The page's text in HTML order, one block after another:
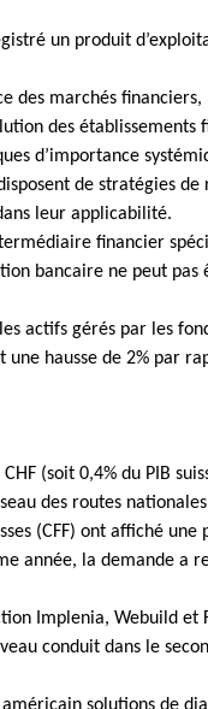
un produit
des marchés financiers,
des établissements
d’importance
de stratégies de
leur applicabilité.
financier
bancaire ne peut pas
actifs gérés par les
une hausse de 2% par
(soit 0,4% du PIB
des routes
(CFF) ont affiché une
année, la demande a
Implenia, Webuild et
conduit dans le